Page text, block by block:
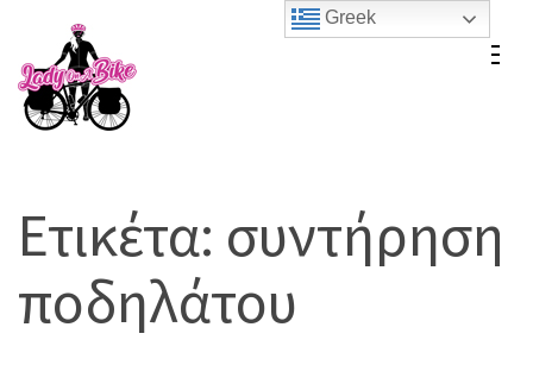
content
(Press
Ετικέτα: συντήρηση
ποδηλάτου
Greek